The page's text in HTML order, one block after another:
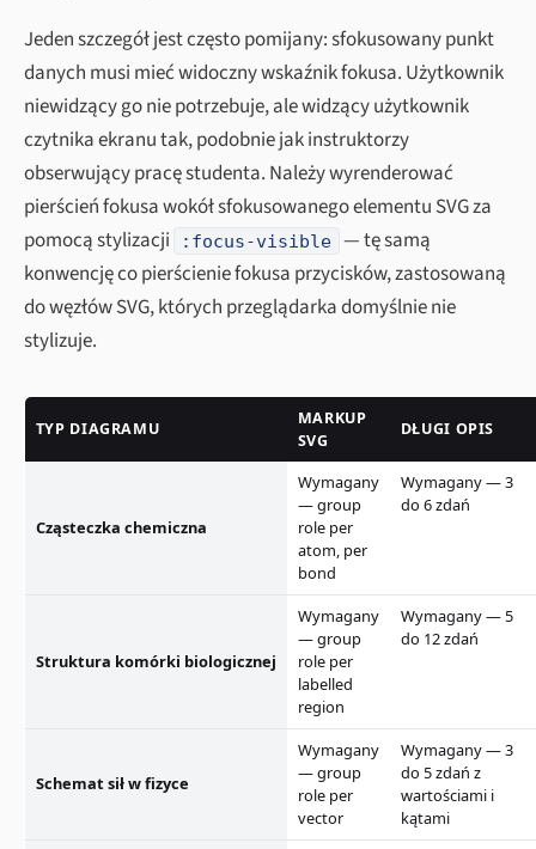
Jeden szczegół jest często pomijany: sfokusowany punkt
danych musi mieć widoczny wskaźnik fokusa. Użytkownik
niewidzący go nie potrzebuje, ale widzący użytkownik
czytnika ekranu tak, podobnie jak instruktorzy
obserwujący pracę studenta. Należy wyrenderować
pierścień fokusa wokół sfokusowanego elementu SVG za
pomocą stylizacji
:focus-visible — tę samą
konwencję co pierścienie fokusa przycisków, zastosowaną
do węzłów SVG, których przeglądarka domyślnie nie
stylizuje.
TYP DIAGRAMU
MARKUP
SVG
DŁUGI OPIS
Cząsteczka chemiczna
Wymagany
— group
role per
atom, per
bond
Wymagany — 3
do 6 zdań
Struktura komórki biologicznej
Wymagany
— group
role per
labelled
region
Wymagany — 5
do 12 zdań
Schemat sił w fizyce
Wymagany
— group
role per
vector
Wymagany — 3
do 5 zdań z
wartościami i
kątami